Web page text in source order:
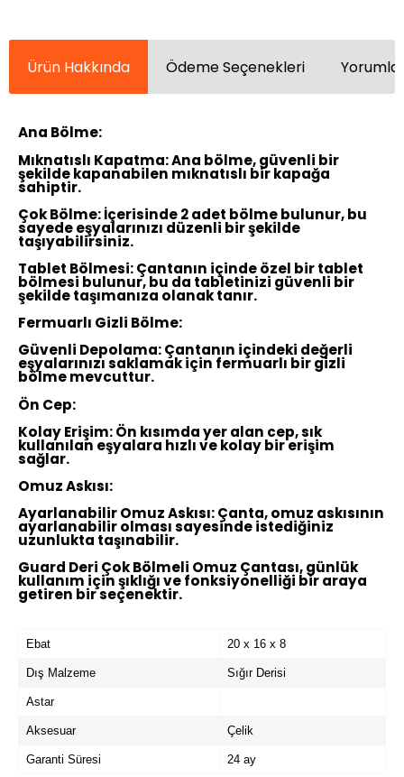
Ürün Hakkında Ödeme Seçenekleri
Ana Bölme:
Mıknatıslı Kapatma: Ana bölme, güvenli bir
şekilde kapanabilen mıknatıslı bir kapağa
sahiptir.
Çok Bölme: İçerisinde 2 adet bölme bulunur, bu
sayede eşyalarınızı düzenli bir şekilde
taşıyabilirsiniz.
Tablet Bölmesi: Çantanın içinde özel bir tablet
bölmesi bulunur, bu da tabletinizi güvenli bir
şekilde taşımanıza olanak tanır.
Fermuarlı Gizli Bölme:
Güvenli Depolama: Çantanın içindeki değerli
eşyalarınızı saklamak için fermuarlı bir gizli
bölme mevcuttur.
Ön Cep:
Kolay Erişim: Ön kısımda yer alan cep, sık
kullanılan eşyalara hızlı ve kolay bir erişim
sağlar.
Omuz Askısı:
Ayarlanabilir Omuz Askısı: Çanta, omuz askısının
ayarlanabilir olması sayesinde istediğiniz
uzunlukta taşınabilir.
Guard Deri Çok Bölmeli Omuz Çantası, günlük
kullanım için şıklığı ve fonksiyonelliği bir araya
getiren bir seçenektir.
Ebat 20 x 16 x 8
Dış Malzeme Sığır Derisi
Astar
Aksesuar Çelik
Garanti Süresi 24 ay